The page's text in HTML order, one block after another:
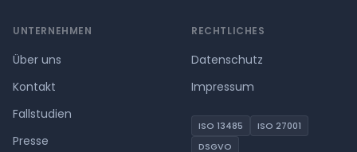
UNTERNEHMEN
Über uns
Kontakt
Fallstudien
Presse
RECHTLICHES
Datenschutz
Impressum
ISO 13485
ISO 27001
DSGVO